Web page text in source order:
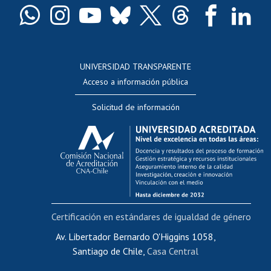
Docentes
Evaluación docente
Calificación académica
Postulación al AUCAI
Funcionarias/os
Cursos internos de capacitación
Bienestar del personal
Portal de movilidad interna
Certificado de renta
Certificado de renta honorarios
UNIVERSIDAD TRANSPARENTE
Acceso a información pública
Solicitud de información
Av. Libertador Bernardo O'Higgins 1058,
Santiago de Chile, Casa Central
Certificación en estándares de igualdad de género